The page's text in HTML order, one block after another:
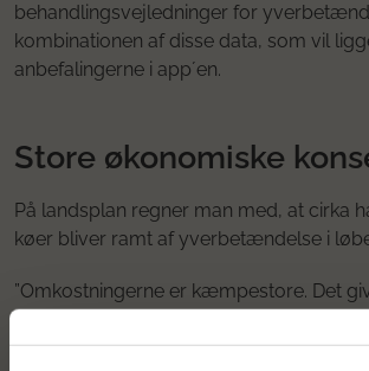
behandlingsvejledninger for
kombinationen af disse data, som vil
anbefalingerne i app´en.
Store økonomiske
På landsplan regner man med, at cirka
køer bliver ramt af yverbetændelse i
”Omkostningerne er kæmpestore. Det
mælken ikke bliver blandet med den